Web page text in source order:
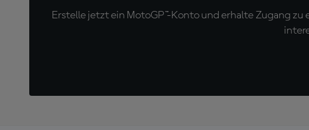
Erstelle jetzt ein MotoGP™-Konto und erhalte Zugang